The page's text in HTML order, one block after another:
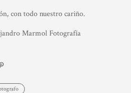
con todo nuestro cariño.
Marmol Fotografía